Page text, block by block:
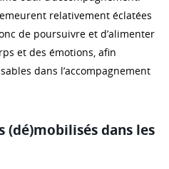
relativement éclatées
de poursuivre et d’alimenter
et des émotions, afin
dans l’accompagnement
(dé)mobilisés dans les